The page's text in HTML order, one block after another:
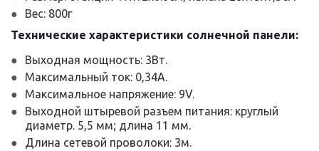
Вес: 800г
Технические характеристики солнечной панели:
Выходная мощность: 3Вт.
Максимальный ток: 0,34А.
Максимальное напряжение: 9V.
Выходной штыревой разъем питания: круглый
диаметр. 5,5 мм; длина 11 мм.
Длина сетевой проволоки: 3м.